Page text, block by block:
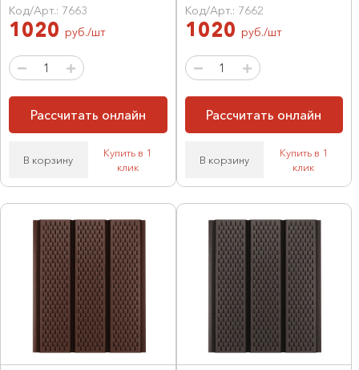
Код/Арт.: 7663
1020 руб./шт
Рассчитать онлайн
В корзину
Купить в 1
клик
Код/Арт.: 7662
1020 руб./шт
Рассчитать онлайн
В корзину
Купить в 1
клик